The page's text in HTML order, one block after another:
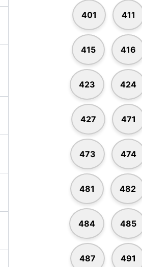
401 411
415 416
423 424
427 471
473 474
481 482
484 485
487 491